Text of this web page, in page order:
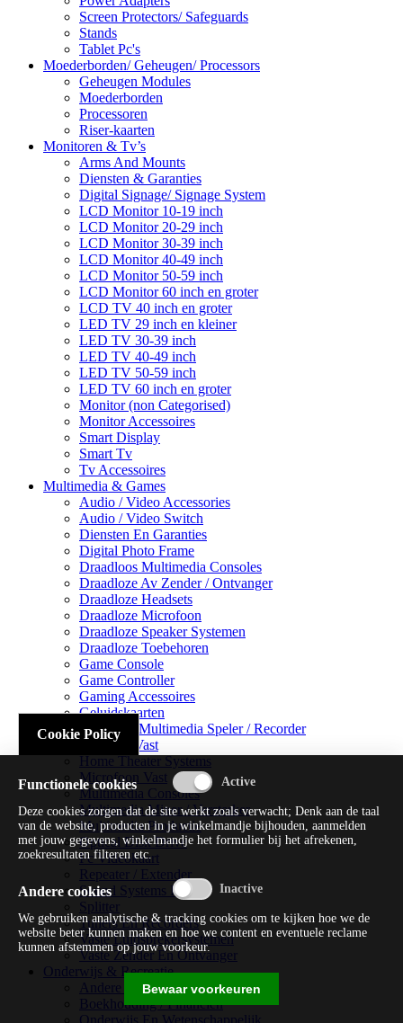
Screen Protectors/ Safeguards
Stands
Tablet Pc's
Moederborden/ Geheugen/ Processors
Geheugen Modules
Moederborden
Processoren
Riser-kaarten
Monitoren & Tv’s
Arms And Mounts
Diensten & Garanties
Digital Signage/ Signage System
LCD Monitor 10-19 inch
LCD Monitor 20-29 inch
LCD Monitor 30-39 inch
LCD Monitor 40-49 inch
LCD Monitor 50-59 inch
LCD Monitor 60 inch en groter
LCD TV 40 inch en groter
LED TV 29 inch en kleiner
LED TV 30-39 inch
LED TV 40-49 inch
LED TV 50-59 inch
LED TV 60 inch en groter
Monitor (non Categorised)
Monitor Accessoires
Smart Display
Smart Tv
Tv Accessoires
Multimedia & Games
Audio / Video Accessories
Audio / Video Switch
Diensten En Garanties
Digital Photo Frame
Draadloos Multimedia Consoles
Draadloze Av Zender / Ontvanger
Draadloze Headsets
Draadloze Microfoon
Draadloze Speaker Systemen
Draadloze Toebehoren
Game Console
Game Controller
Gaming Accessoires
Geluidskaarten
Handheld Multimedia Speler / Recorder
Headsets Vast
Home Theater Systems
Microfoon Vast
Multimedia Consoles
Multimedia Mixer / Versterker
Multimedia Productie
Optical Disk Drive
Pc Videokaart
Repeater / Extender
Sound Systems Hi-fi
Splitter
Tuners En Recorders
Vaste Luidsprekersystemen
Vaste Zender En Ontvanger
Onderwijs & Recreatie
Andere Beveiligingssoftware
Boekhouding / Financiën
Cookie Policy
Functionele cookies
Deze cookies zorgen dat de site werkt zoals verwacht; Denk aan de taal
van de website, producten in je winkelmandje bijhouden, aanmelden
met jouw gegevens, winkelmandje het formulier bij het afrekenen,
zoekresultaten filteren etc.
Andere cookies
We gebruiken analytische & tracking cookies om te kijken hoe we de
website beter kunnen maken en hoe we content en eventuele reclame
kunnen afstemmen op jouw voorkeur.
Bewaar voorkeuren